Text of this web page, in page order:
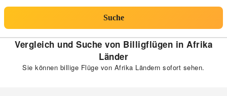
Suche
Vergleich und Suche von Billigflügen in Afrika
Länder
Sie können billige Flüge von Afrika Ländern sofort sehen.